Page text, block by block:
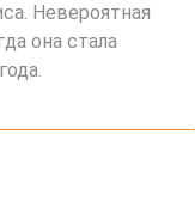
Невероятная
она стала